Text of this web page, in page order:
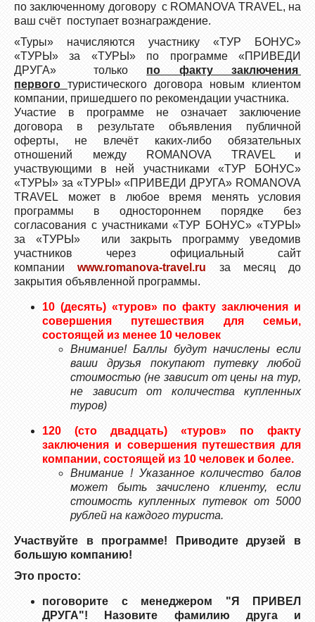
по заключенному договору с ROMANOVA TRAVEL, на
ваш счёт поступает вознаграждение.
«Туры» начисляются участнику «ТУР БОНУС»
«ТУРЫ» за «ТУРЫ» по программе «ПРИВЕДИ
ДРУГА» только по факту заключения
первого туристического договора новым клиентом
компании, пришедшего по рекомендации участника.
Участие в программе не означает заключение
договора в результате объявления публичной
оферты, не влечёт каких-либо обязательных
отношений между ROMANOVA TRAVEL и
участвующими в ней участниками «ТУР БОНУС»
«ТУРЫ» за «ТУРЫ» «ПРИВЕДИ ДРУГА» ROMANOVA
TRAVEL может в любое время менять условия
программы в одностороннем порядке без
согласования с участниками «ТУР БОНУС» «ТУРЫ»
за «ТУРЫ» или закрыть программу уведомив
участников через официальный сайт
компании
www.romanova-travel.ru
за месяц до
закрытия объявленной программы.
10 (десять) «туров» по факту заключения и
совершения путешествия для семьи,
состоящей из менее 10 человек
Внимание! Баллы будут начислены если
ваши друзья покупают путевку любой
стоимостью (не зависит от цены на тур,
не зависит от количества купленных
туров)
120 (сто двадцать) «туров» по факту
заключения и совершения путешествия для
компании, состоящей из 10 человек и более.
Внимание ! Указанное количество балов
может быть зачислено клиенту, если
стоимость купленных путевок от 5000
рублей на каждого туриста.
Участвуйте в программе! Приводите друзей в
большую компанию!
Это просто:
поговорите с менеджером "Я ПРИВЕЛ
ДРУГА"! Назовите фамилию друга и